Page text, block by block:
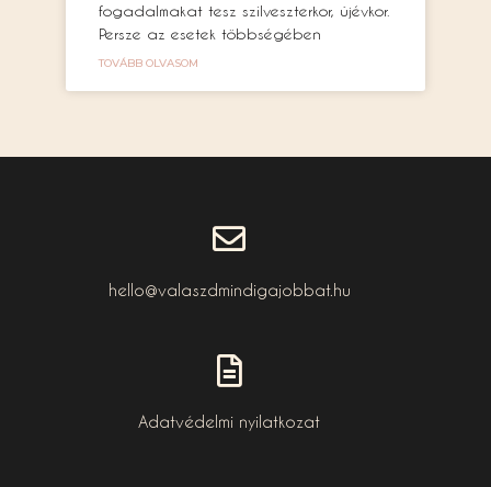
fogadalmakat tesz szilveszterkor, újévkor.
Persze az esetek többségében
TOVÁBB OLVASOM
hello@valaszdmindigajobbat.hu
Adatvédelmi nyilatkozat